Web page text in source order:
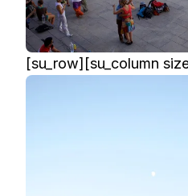
[su_row][su_column